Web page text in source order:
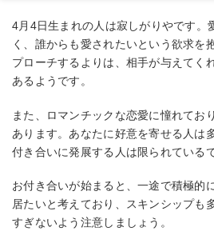
4月4日生まれの人は寂しがりやです。
く、誰からも愛されたいという欲求を
プローチするよりは、相手が与えてく
あるようです。
また、ロマンチックな恋愛に憧れてお
あります。あなたに好意を寄せる人は
付き合いに発展する人は限られている
お付き合いが始まると、一途で積極的
居たいと考えており、スキンシップも
すぎないよう注意しましょう。